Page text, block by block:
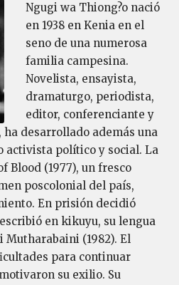
Ngugi wa Thiong?o nació
en 1938 en Kenia en el
seno de una numerosa
familia campesina.
Novelista, ensayista,
dramaturgo, periodista,
editor, conferenciante y
desarrollado además una
activista político y social. La
Blood (1977), un fresco
poscolonial del país,
En prisión decidió
en kikuyu, su lengua
Mutharabaini (1982). El
para continuar
su exilio. Su